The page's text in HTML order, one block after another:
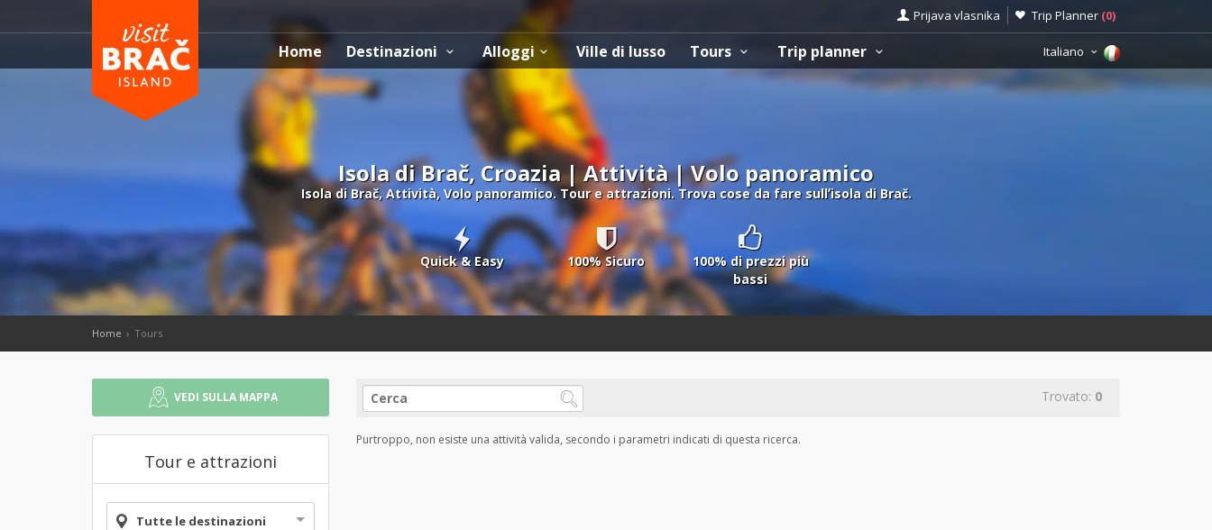
Prijava vlasnika Trip Planner (0)
Home Destinazioni Alloggi Ville di lusso Tours Trip planner Italiano
Isola di Brač, Croazia | Attività | Volo panoramico
Isola di Brač, Attività, Volo panoramico. Tour e attrazioni. Trova cose da fare sullʼisola di Brač.
Quick & Easy 100% Sicuro
100% di prezzi più
bassi
Home Tours
VEDI SULLA MAPPA
Tour e attrazioni
Tutte le destinazioni
Trovato: 0
Purtroppo, non esiste una attività valida, secondo i parametri indicati di questa ricerca.